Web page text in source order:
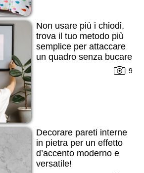
Non usare più i chiodi,
trova il tuo metodo più
semplice per attaccare
un quadro senza bucare
9
Decorare pareti interne
in pietra per un effetto
d’accento moderno e
versatile!